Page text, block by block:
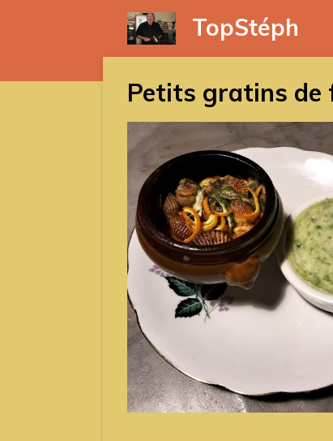
principal
TopStéph
Petits gratins de